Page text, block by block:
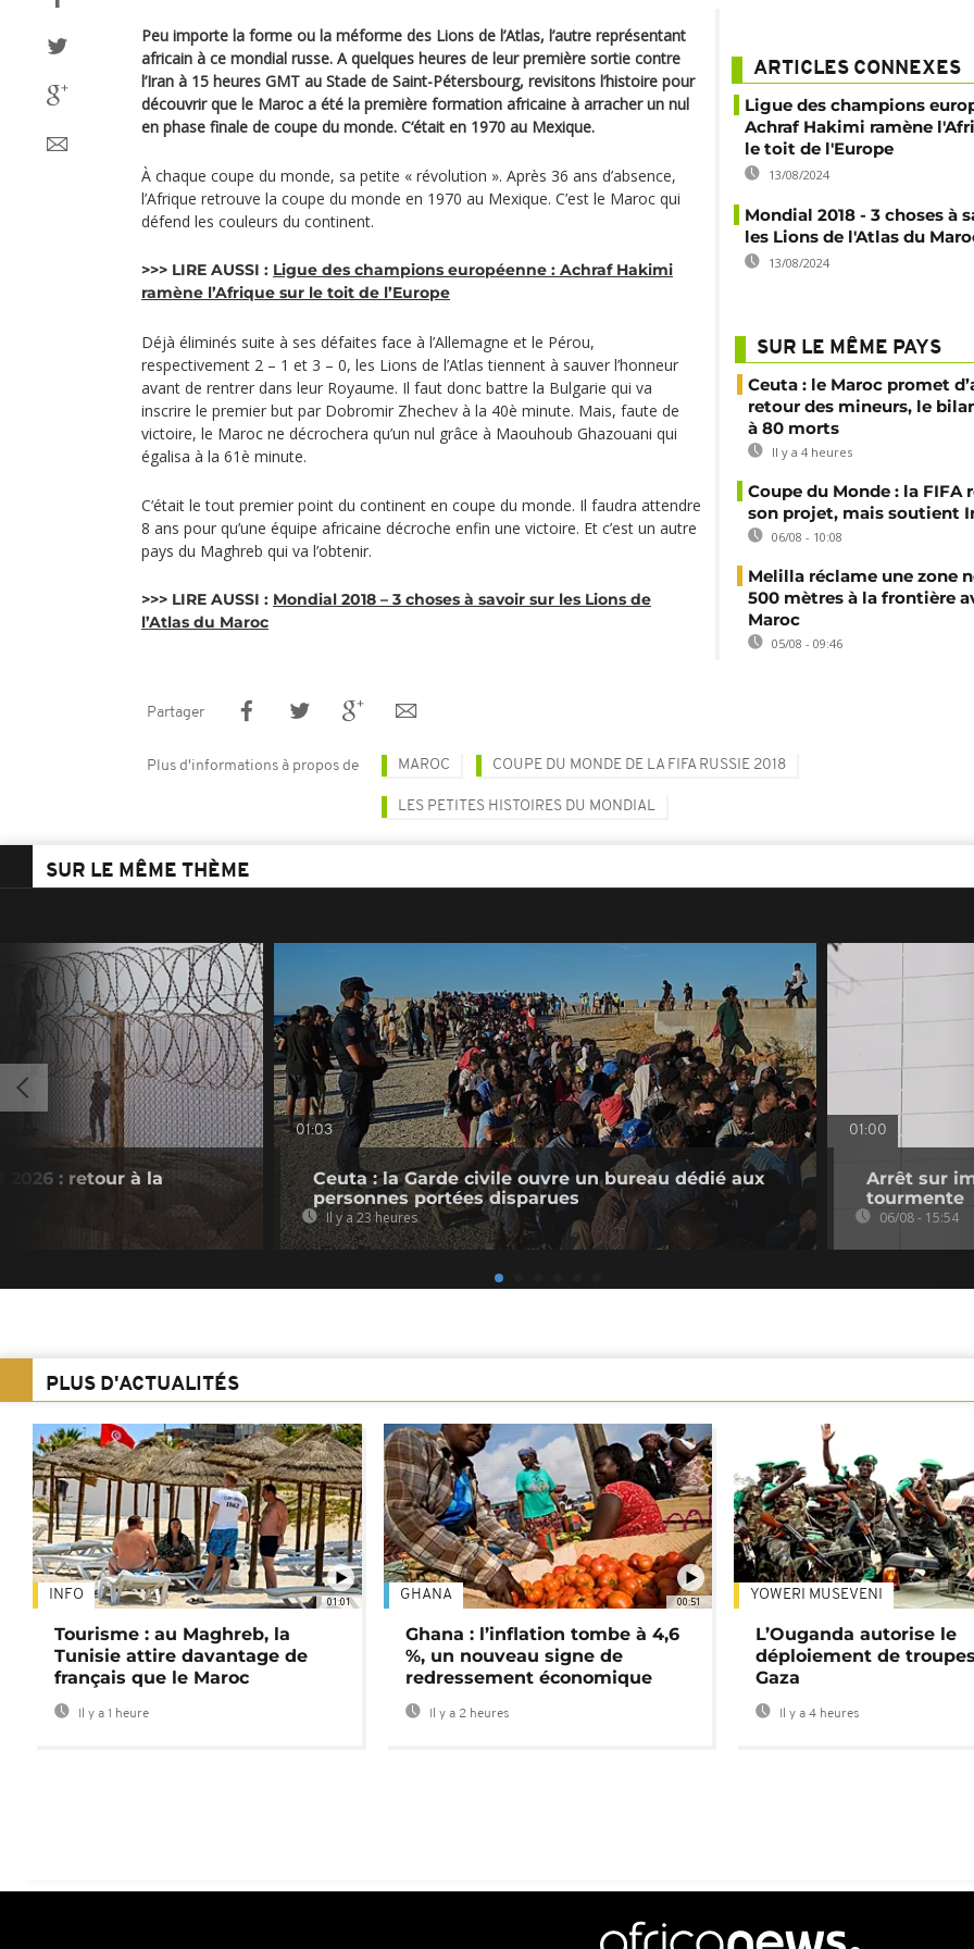
Peu importe la forme ou la méforme des Lions de l’Atlas, l’autre représentant
africain à ce mondial russe. A quelques heures de leur première sortie contre
l’Iran à 15 heures GMT au Stade de Saint-Pétersbourg, revisitons l’histoire pour
découvrir que le Maroc a été la première formation africaine à arracher un nul
en phase finale de coupe du monde. C‘était en 1970 au Mexique.
À chaque coupe du monde, sa petite « révolution ». Après 36 ans d’absence,
l’Afrique retrouve la coupe du monde en 1970 au Mexique. C’est le Maroc qui
défend les couleurs du continent.
>>> LIRE AUSSI : Ligue des champions européenne : Achraf Hakimi
ramène l’Afrique sur le toit de l’Europe
Déjà éliminés suite à ses défaites face à l’Allemagne et le Pérou,
respectivement 2 – 1 et 3 – 0, les Lions de l’Atlas tiennent à sauver l’honneur
avant de rentrer dans leur Royaume. Il faut donc battre la Bulgarie qui va
inscrire le premier but par Dobromir Zhechev à la 40è minute. Mais, faute de
victoire, le Maroc ne décrochera qu’un nul grâce à Maouhoub Ghazouani qui
égalisa à la 61è minute.
C‘était le tout premier point du continent en coupe du monde. Il faudra attendre
8 ans pour qu’une équipe africaine décroche enfin une victoire. Et c’est un autre
pays du Maghreb qui va l’obtenir.
>>> LIRE AUSSI : Mondial 2018 – 3 choses à savoir sur les Lions de
l’Atlas du Maroc
ARTICLES CONNEXES
Ligue des champions
Achraf Hakimi ramène
le toit de l'Europe
13/08/2024
Mondial 2018 - 3 choses à
les Lions de l'Atlas du
13/08/2024
SUR LE MÊME PAYS
Ceuta : le Maroc promet
retour des mineurs, le
à 80 morts
Il y a 4 heures
Coupe du Monde : la FIFA
son projet, mais soutient
06/08 - 10:08
Melilla réclame une zone
500 mètres à la frontière
Maroc
05/08 - 09:46
Partager
Plus d'informations à propos de MAROC COUPE DU MONDE DE LA FIFA RUSSIE 2018
LES PETITES HISTOIRES DU MONDIAL
SUR LE MÊME THÈME
2026 : retour à la
01:03
Ceuta : la Garde civile ouvre un bureau dédié aux
personnes portées disparues
Il y a 23 heures
01:00
Arrêt sur
tourmente
06/08 - 15:54
PLUS D'ACTUALITÉS
01:01
INFO
Tourisme : au Maghreb, la
Tunisie attire davantage de
français que le Maroc
Il y a 1 heure
00:51
GHANA
Ghana : l’inflation tombe à 4,6
%, un nouveau signe de
redressement économique
Il y a 2 heures
YOWERI MUSEVENI
L’Ouganda autorise le
déploiement de
Gaza
Il y a 4 heures